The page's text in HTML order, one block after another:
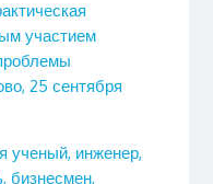
участием
25 сентября
инженер,
бизнесмен,